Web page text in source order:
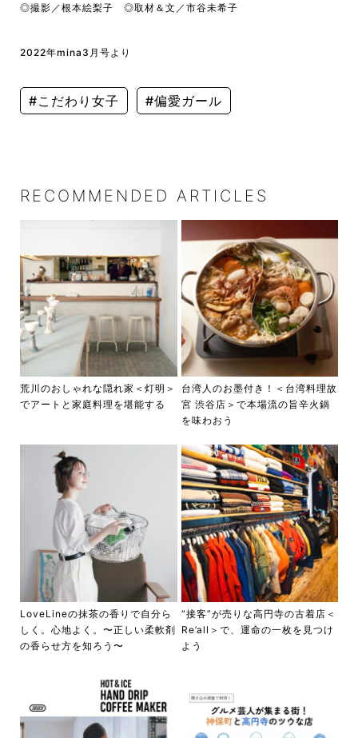
◎撮影／根本絵梨子 ◎取材＆文／市谷未希子
2022年mina3月号より
#こだわり女子 #偏愛ガール
RECOMMENDED ARTICLES
荒川のおしゃれな隠れ家＜灯明＞
でアートと家庭料理を堪能する
台湾人のお墨付き！＜台湾料理故
宮 渋谷店＞で本場流の旨辛火鍋
を味わおう
LoveLineの抹茶の香りで自分ら
しく。心地よく。〜正しい柔軟剤
の香らせ方を知ろう〜
“接客”が売りな高円寺の古着店＜
Re’all＞で、運命の一枚を見つけ
よう